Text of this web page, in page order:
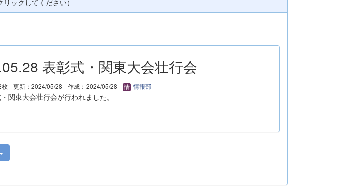
表彰式・関東大会壮行会
枚 更新：2024/05/28 作成：2024/05/28 情報部
関東大会壮行会が行われました。